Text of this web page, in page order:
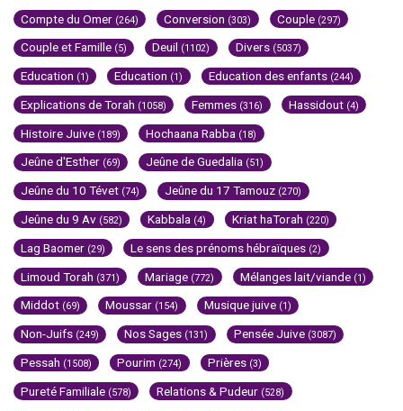
Compte du Omer (264) Conversion (303) Couple (297)
Couple et Famille (5) Deuil (1102) Divers (5037)
Education (1) Education (1) Education des enfants (244)
Explications de Torah (1058) Femmes (316) Hassidout (4)
Histoire Juive (189) Hochaana Rabba (18)
Jeûne d'Esther (69) Jeûne de Guedalia (51)
Jeûne du 10 Tévet (74) Jeûne du 17 Tamouz (270)
Jeûne du 9 Av (582) Kabbala (4) Kriat haTorah (220)
Lag Baomer (29) Le sens des prénoms hébraïques (2)
Limoud Torah (371) Mariage (772) Mélanges lait/viande (1)
Middot (69) Moussar (154) Musique juive (1)
Non-Juifs (249) Nos Sages (131) Pensée Juive (3087)
Pessah (1508) Pourim (274) Prières (3)
Pureté Familiale (578) Relations & Pudeur (528)